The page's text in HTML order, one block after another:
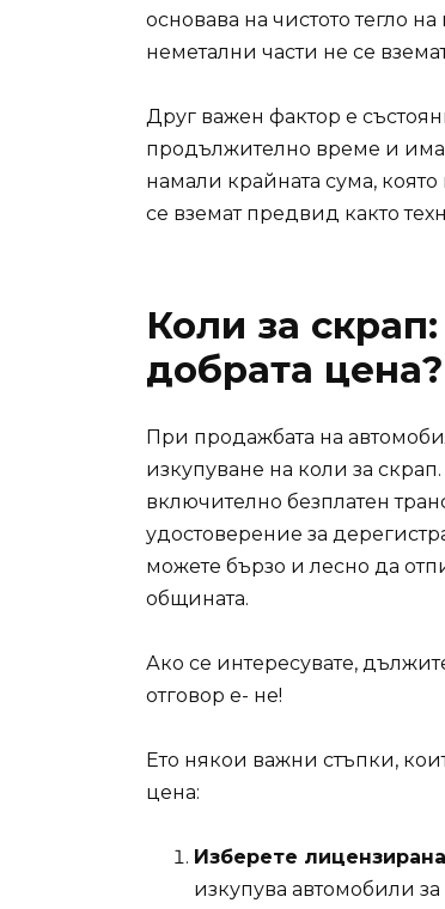
основава на чистото тегло
неметални части не се
Друг важен фактор е
продължително време и
намали крайната сума,
се вземат предвид както
Коли за
добрата цена?
При продажбата на
изкупуване на коли за
включително безплатен
удостоверение за
можете бързо и лесно да
общината.
Ако се интересувате,
отговор е- не!
Ето някои важни стъпки,
цена:
Изберете
изкупува автомобили